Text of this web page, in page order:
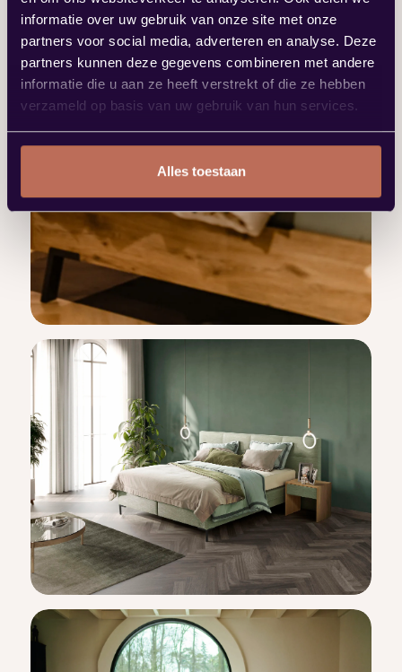
informatie over uw gebruik van onze site met onze
partners voor social media, adverteren en analyse. Deze
partners kunnen deze gegevens combineren met andere
informatie die u aan ze heeft verstrekt of die ze hebben
verzameld op basis van uw gebruik van hun services.
Alles toestaan